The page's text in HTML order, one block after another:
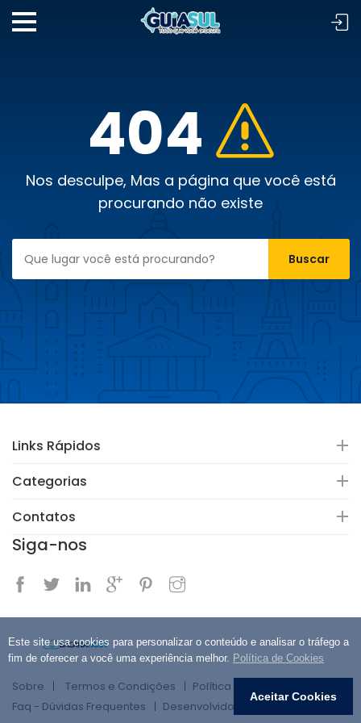
404
Nos desculpe, Mas a página que você está
procurando não existe
Links Rápidos
Categorias
Contatos
Siga-nos
Sobre Termos e Condições
Política de Privacidade
Faq - Dúvidas Frequentes
Desenvolvido por: Bacana Host
Este site usa cookies para personalizar o conteúdo e analisar o tráfego a
fim de oferecer a você uma experiência melhor. Política de Cookies
Aceitar Cookies